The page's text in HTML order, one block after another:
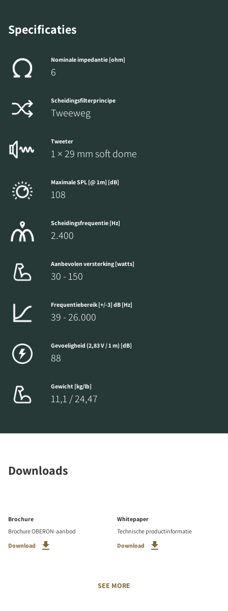
Specificaties
Nominale impedantie [ohm]
6
Scheidingsfilterprincipe
Tweeweg
Tweeter
1 × 29 mm soft dome
Maximale SPL [@ 1m] [dB]
108
Scheidingsfrequentie [Hz]
2.400
Aanbevolen versterking [watts]
30 - 150
Frequentiebereik [+/-3] dB [Hz]
39 - 26.000
Gevoeligheid (2,83 V / 1 m) [dB]
88
Gewicht [kg/lb]
11,1 / 24,47
Downloads
Brochure
Brochure OBERON-aanbod
Download
Whitepaper
Technische productinformatie
Download
SEE MORE